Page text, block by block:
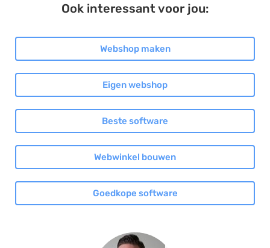
Ook interessant voor jou:
Webshop maken
Eigen webshop
Beste software
Webwinkel bouwen
Goedkope software